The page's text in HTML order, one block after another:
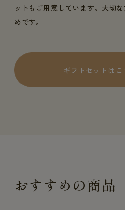
ットもご用意しています。大切
めです。
ギフトセットはこ
おすすめの商品